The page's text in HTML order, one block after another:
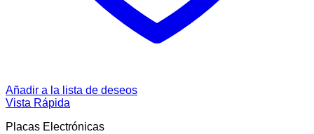
Añadir a la lista de deseos
Vista Rápida
Placas Electrónicas